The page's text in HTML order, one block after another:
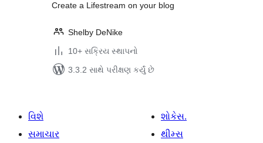
Create a Lifestream on your blog
Shelby DeNike
10+ સક્રિય સ્થાપનો
3.3.2 સાથે પરીક્ષણ કર્યું છે
વિશે
સમાચાર
શોકેસ.
થીમ્સ